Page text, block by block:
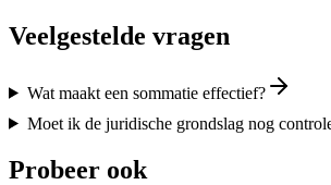
Veelgestelde vragen
Wat maakt een sommatie effectief?
Moet ik de juridische grondslag nog
Probeer ook